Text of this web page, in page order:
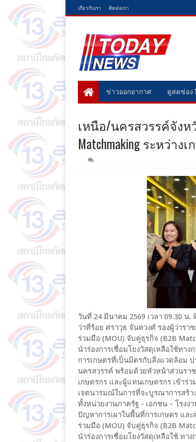
เกี่ยวกับเรา ติดต่อเรา
ข่าวออกอากาศ ดูสดช่อง
เหนือ/นครสวรรค์จังห
Matchmaking ระหว่า
วันที่ 24 มีนาคม 2569 เวลา 09.30 น
ว่าที่ร้อย ศราวุธ จันทวงศ์ รองผู้ว่าร
ร่วมมือ (MOU) จับคู่ธุรกิจ (B2B
นำร่องการเชื่อมโยงวัสดุเหลือใช้ทา
การเกษตรที่เป็นมิตรกับสิ่งแวดล้อม
นครสวรรค์ พร้อมด้วยหัวหน้าส่วนรา
เกษตรกร และผู้แทนเกษตรกร เข้าร่
เจตนารมณ์ในการที่จะบูรณาการสร้
ทั้งหน่วยงานภาครัฐ - เอกชน – โรง
ปัญหาการเผาในพื้นที่การเกษตร แล
ร่วมมือ (MOU) จับคู่ธุรกิจ (B2B
นำร่องการเชื่อมโยงวัสดุเหลือใช้ ท